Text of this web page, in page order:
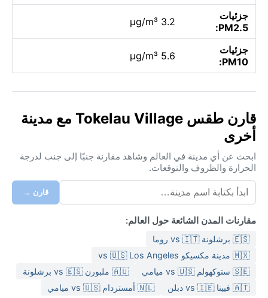
جزئيات
PM2.5:
3.2 µg/m³
جزئيات
PM10:
5.6 µg/m³
قارن طقس Tokelau Village مع مدينة
أخرى
ابحث عن أي مدينة في العالم وشاهد مقارنة جنبًا إلى جنب لدرجة
الحرارة والظروف والتوقعات.
قارن →
مقارنات المدن الشائعة حول العالم:
🇪🇸 برشلونة vs 🇮🇹 روما
🇲🇽 مدينة مكسيكو vs 🇺🇸 Los Angeles
🇸🇪 ستوكهولم vs 🇺🇸 ميامي
🇦🇺 ملبورن vs 🇪🇸 برشلونة
🇦🇹 فيينا vs 🇮🇪 دبلن
🇳🇱 أمستردام vs 🇺🇸 ميامي